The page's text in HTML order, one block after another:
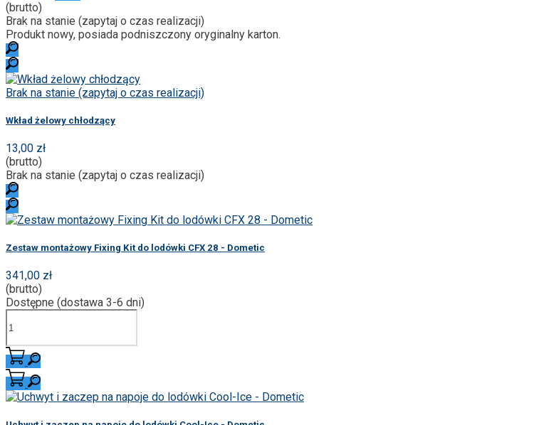
(brutto)
Brak na stanie (zapytaj o czas realizacji)
Produkt nowy, posiada podniszczony oryginalny karton.
Brak na stanie (zapytaj o czas realizacji)
Wkład żelowy chłodzący
13,00 zł
(brutto)
Brak na stanie (zapytaj o czas realizacji)
Zestaw montażowy Fixing Kit do lodówki CFX 28 - Dometic
341,00 zł
(brutto)
Dostępne (dostawa 3-6 dni)